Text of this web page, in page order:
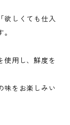
欲しくても仕入
使用し、鮮度を
味をお楽しみい